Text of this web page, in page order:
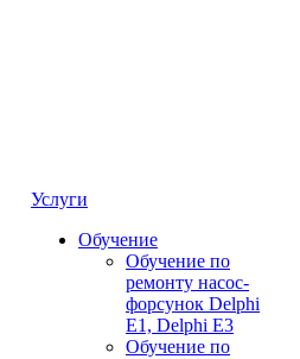
Услуги
Обучение
Обучение по
ремонту насос-
форсунок Delphi
E1, Delphi E3
Обучение по